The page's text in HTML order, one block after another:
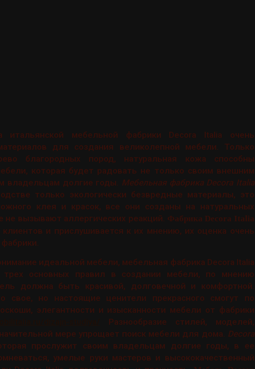
итальянской мебельной фабрики Decora Italia очень
для создания великолепной мебели. Только
благородных пород, натуральная кожа способны
которая будет радовать не только своим внешним
владельцам долгие годы.
Мебельная фабрика Decora Italia
только экологически безвредные материалы, это
клея и красок, все они созданы на натуральных
не вызывают аллергических реакций. Фабрика Decora Italia
клиентов и прислушивается к их мнению, их оценка очень
идеальной мебели, мебельная фабрика Decora Italia
трех основных правил в создании мебели, по мнению
должна быть красивой, долговечной и комфортной.
свое, но настоящие ценители прекрасного смогут по
элегантности и изысканности мебели от фабрики
Разнообразие стилей, моделей,
мере упрощает поиск мебели для дома. Decora
прослужит своим владельцам долгие годы, в ее
умелые руки мастеров и высококачественный